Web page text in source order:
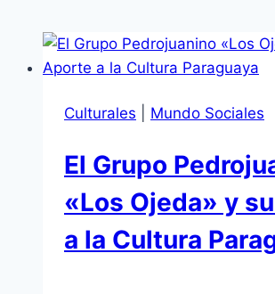
Culturales Mundo Sociales
El Grupo
«Los Ojeda» y
a la Cultura